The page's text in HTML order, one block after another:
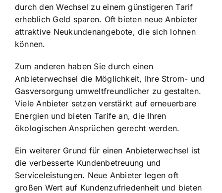
durch denWechsel zu einem günstigeren Tarif
erheblich Geld sparen. Oft bieten neue Anbieter
attraktive Neukundenangebote, die sich lohnen
können.
Zum anderen haben Sie durch einen
Anbieterwechsel die Möglichkeit, Ihre Strom- und
Gasversorgung umweltfreundlicher zu gestalten.
Viele Anbieter setzen verstärkt auf erneuerbare
Energien und bieten Tarife an, die Ihren
ökologischen Ansprüchen gerecht werden.
Ein weiterer Grund für einen Anbieterwechsel ist
die verbesserte Kundenbetreuung und
Serviceleistungen. Neue Anbieter legen oft
großen Wert auf Kundenzufriedenheit und bieten